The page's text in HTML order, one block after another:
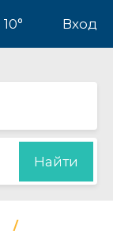
10° Вход
Найти